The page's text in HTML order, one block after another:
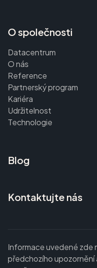
O společnosti
Datacentrum
O nás
Reference
Partnerský program
Kariéra
Udržitelnost
Technologie
Blog
Kontaktujte nás
Informace uvedené zde
předchozího